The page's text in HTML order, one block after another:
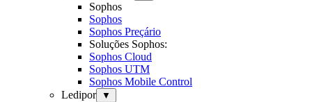
Sophos
Sophos
Sophos Preçário
Soluções Sophos:
Sophos Cloud
Sophos UTM
Sophos Mobile Control
Ledipor
▼